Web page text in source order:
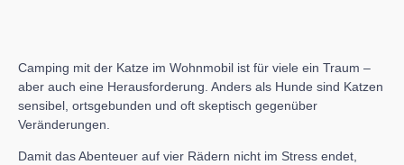
Camping mit der Katze im Wohnmobil ist für viele ein Traum –
aber auch eine Herausforderung. Anders als Hunde sind Katzen
sensibel, ortsgebunden und oft skeptisch gegenüber
Veränderungen.
Damit das Abenteuer auf vier Rädern nicht im Stress endet,